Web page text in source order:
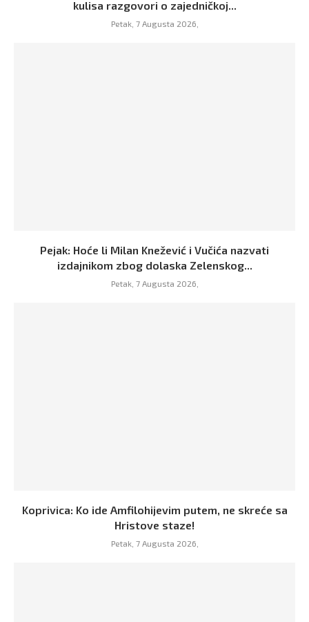
kulisa razgovori o zajedničkoj...
Petak, 7 Augusta 2026,
Pejak: Hoće li Milan Knežević i Vučića nazvati
izdajnikom zbog dolaska Zelenskog...
Petak, 7 Augusta 2026,
Koprivica: Ko ide Amfilohijevim putem, ne skreće sa
Hristove staze!
Petak, 7 Augusta 2026,